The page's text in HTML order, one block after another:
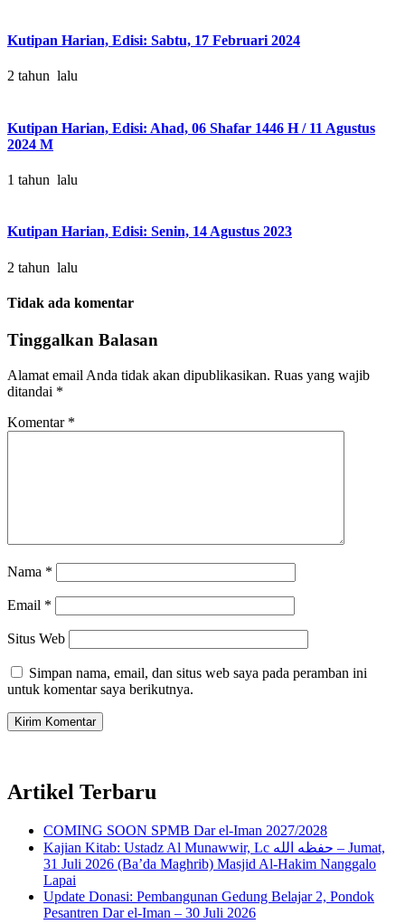
Kutipan Harian, Edisi: Sabtu, 17 Februari 2024
2 tahun lalu
Kutipan Harian, Edisi: Ahad, 06 Shafar 1446 H / 11 Agustus
2024 M
1 tahun lalu
Kutipan Harian, Edisi: Senin, 14 Agustus 2023
2 tahun lalu
Tidak ada komentar
Tinggalkan Balasan
Alamat email Anda tidak akan dipublikasikan. Ruas yang wajib
ditandai *
Komentar *
Nama *
Email *
Situs Web
Simpan nama, email, dan situs web saya pada peramban ini
untuk komentar saya berikutnya.
Artikel Terbaru
COMING SOON SPMB Dar el-Iman 2027/2028
Kajian Kitab: Ustadz Al Munawwir, Lc حفظه الله – Jumat,
31 Juli 2026 (Ba’da Maghrib) Masjid Al-Hakim Nanggalo
Lapai
Update Donasi: Pembangunan Gedung Belajar 2, Pondok
Pesantren Dar el-Iman – 30 Juli 2026